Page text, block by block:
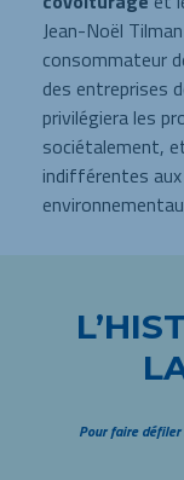
Jean-Noël
consommateur
des entreprises
privilégiera les
sociétalement,
indifférentes
Pour faire défiler